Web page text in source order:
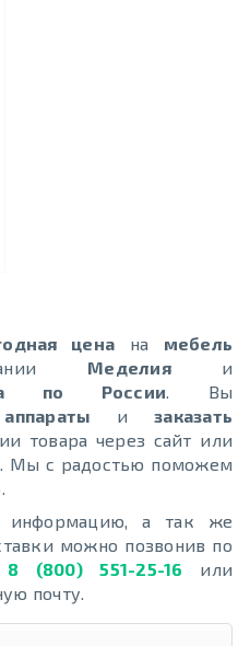
цена на мебель
Меделия и
по России. Вы
и заказать
товара через сайт или
Мы с радостью поможем
информацию, а так же
можно позвонив по
8 (800) 551-25-16
или
почту.